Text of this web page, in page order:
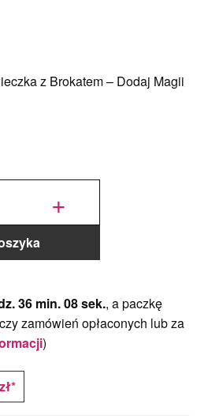
z Brokatem – Dodaj Magii
+
36 min. 08 sek., a paczkę
zamówień opłaconych lub za
)